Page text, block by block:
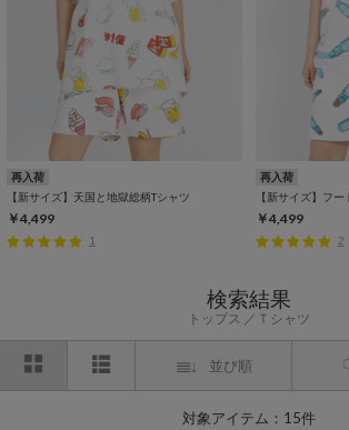
再入荷
【新サイズ】天国と地獄総柄Tシャツ
￥4,499
1
再入荷
【新サイズ】フ
￥4,499
2
検索結果
トップス Ｔシャツ
並び順
対象アイテム：15件